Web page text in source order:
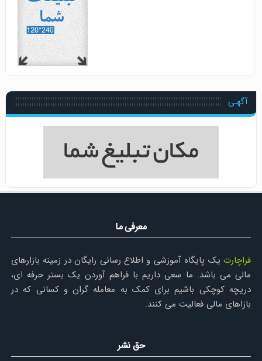
آگهـی
معرفی ما
فراچارتیک پایگاه آموزشی و اطلاع رسانی رایگان در زمینه بازارهای
مالی می باشد. ما سعی داریم با فراهم آوردن یک بستر حرفه ای،
دریچه کوچکی باشیم برای کمک به معامله گران و کسانی که در
بازاهای مالی فعالیت می کنند.
حق نشر